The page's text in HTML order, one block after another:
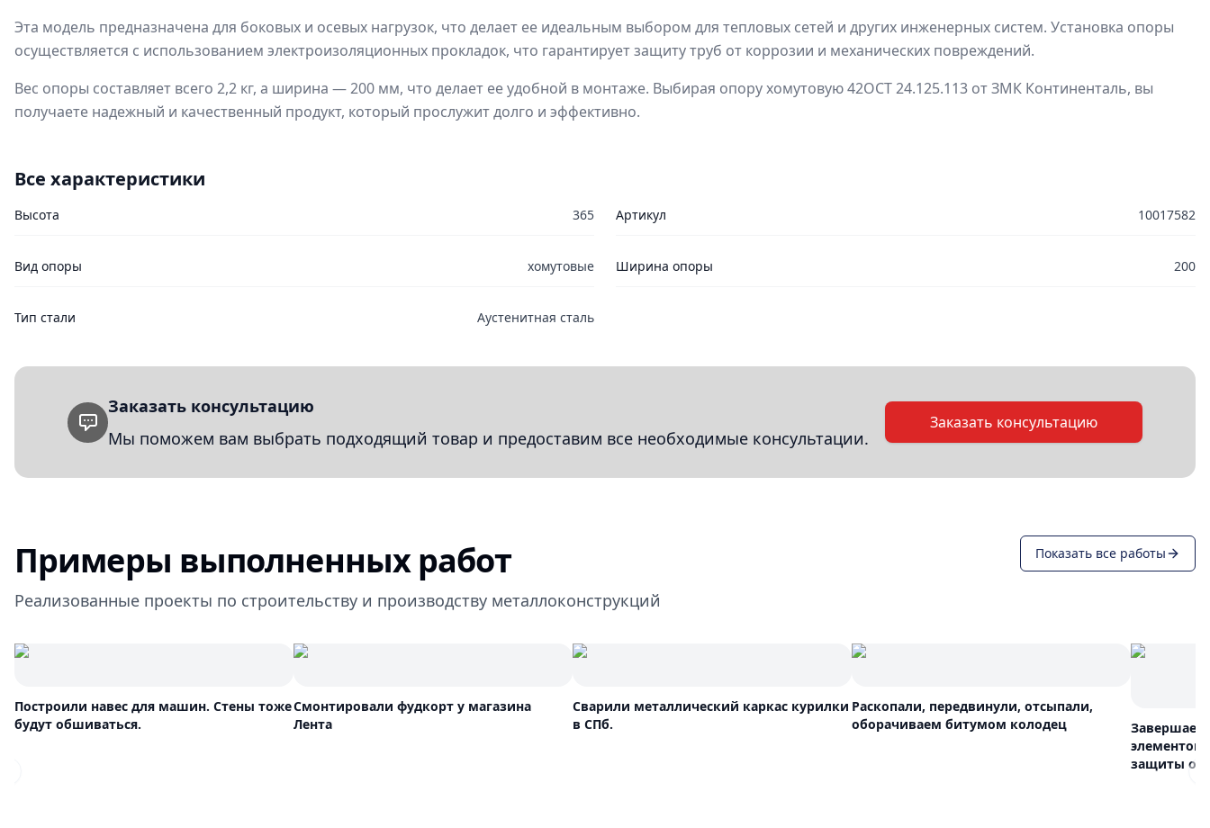
Эта модель предназначена для боковых и осевых нагрузок, что делает ее идеальным выбором для тепловых сетей и других инженерных систем. Установка опоры
осуществляется с использованием электроизоляционных прокладок, что гарантирует защиту труб от коррозии и механических повреждений.
Вес опоры составляет всего 2,2 кг, а ширина — 200 мм, что делает ее удобной в монтаже. Выбирая опору хомутовую 42ОСТ 24.125.113 от ЗМК Континенталь, вы
получаете надежный и качественный продукт, который прослужит долго и эффективно.
Все характеристики
Высота 365 Артикул 10017582
Вид опоры хомутовые Ширина опоры 200
Тип стали Аустенитная сталь
Заказать консультацию
Мы поможем вам выбрать подходящий товар и предоставим все необходимые консультации.
Заказать консультацию
Примеры выполненных работ
Реализованные проекты по строительству и производству металлоконструкций
Показать все работы
Построили навес для машин. Стены тоже
будут обшиваться.
Смонтировали фудкорт у магазина
Лента
Сварили металлический каркас курилки
в СПб.
Раскопали, передвинули, отсыпали,
оборачиваем битумом колодец
Завершаем
элементов
защиты от